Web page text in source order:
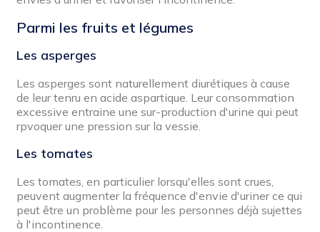
Parmi les fruits et légumes
Les asperges
Les asperges sont naturellement diurétiques à cause
de leur tenru en acide aspartique. Leur consommation
excessive entraine une sur-production d'urine qui peut
rpvoquer une pression sur la vessie.
Les tomates
Les tomates, en particulier lorsqu'elles sont crues,
peuvent augmenter la fréquence d'envie d'uriner ce qui
peut être un problème pour les personnes déjà sujettes
à l'incontinence.